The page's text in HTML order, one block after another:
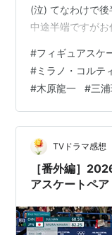
(泣) てなわけで後
中途半端ですが
ッコロ・マチー 3
ジャンプも2本と
れてしまった。
うか、それとも
立ったものの、
ですよね。オリ
#フィギュアスケ
#ミラノ・コルテ
#木原龍一 #三
TVドラマ感想
［番外編］
アスケートペア